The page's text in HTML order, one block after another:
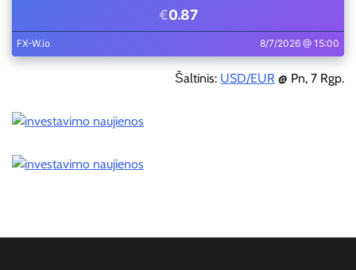
Šaltinis: USD/EUR @ Pn, 7 Rgp.